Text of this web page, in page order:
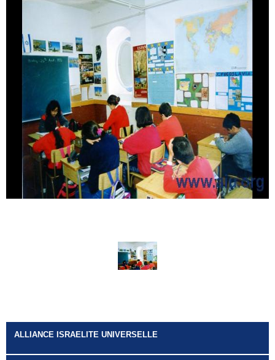
ALLIANCE ISRAELITE UNIVERSELLE